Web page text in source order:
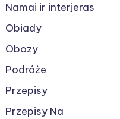
Namai ir interjeras
Obiady
Obozy
Podróże
Przepisy
Przepisy Na